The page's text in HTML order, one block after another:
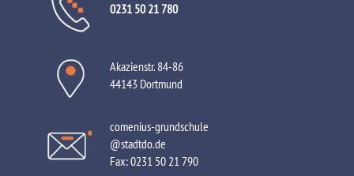
0231 50 21 780
Akazienstr. 84-86
44143 Dortmund
comenius-grundschule
@stadtdo.de
Fax:0231 50 21 790